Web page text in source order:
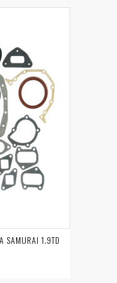
SAMURAI 1.9TD